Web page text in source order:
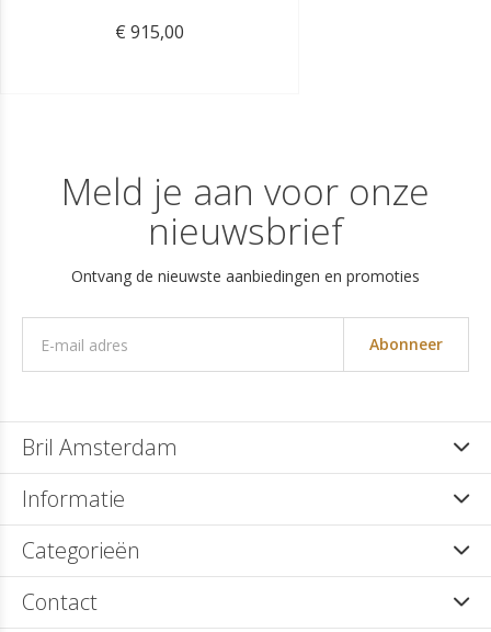
€ 915,00
Meld je aan voor onze
nieuwsbrief
Ontvang de nieuwste aanbiedingen en promoties
Abonneer
Bril Amsterdam
Informatie
Categorieën
Contact